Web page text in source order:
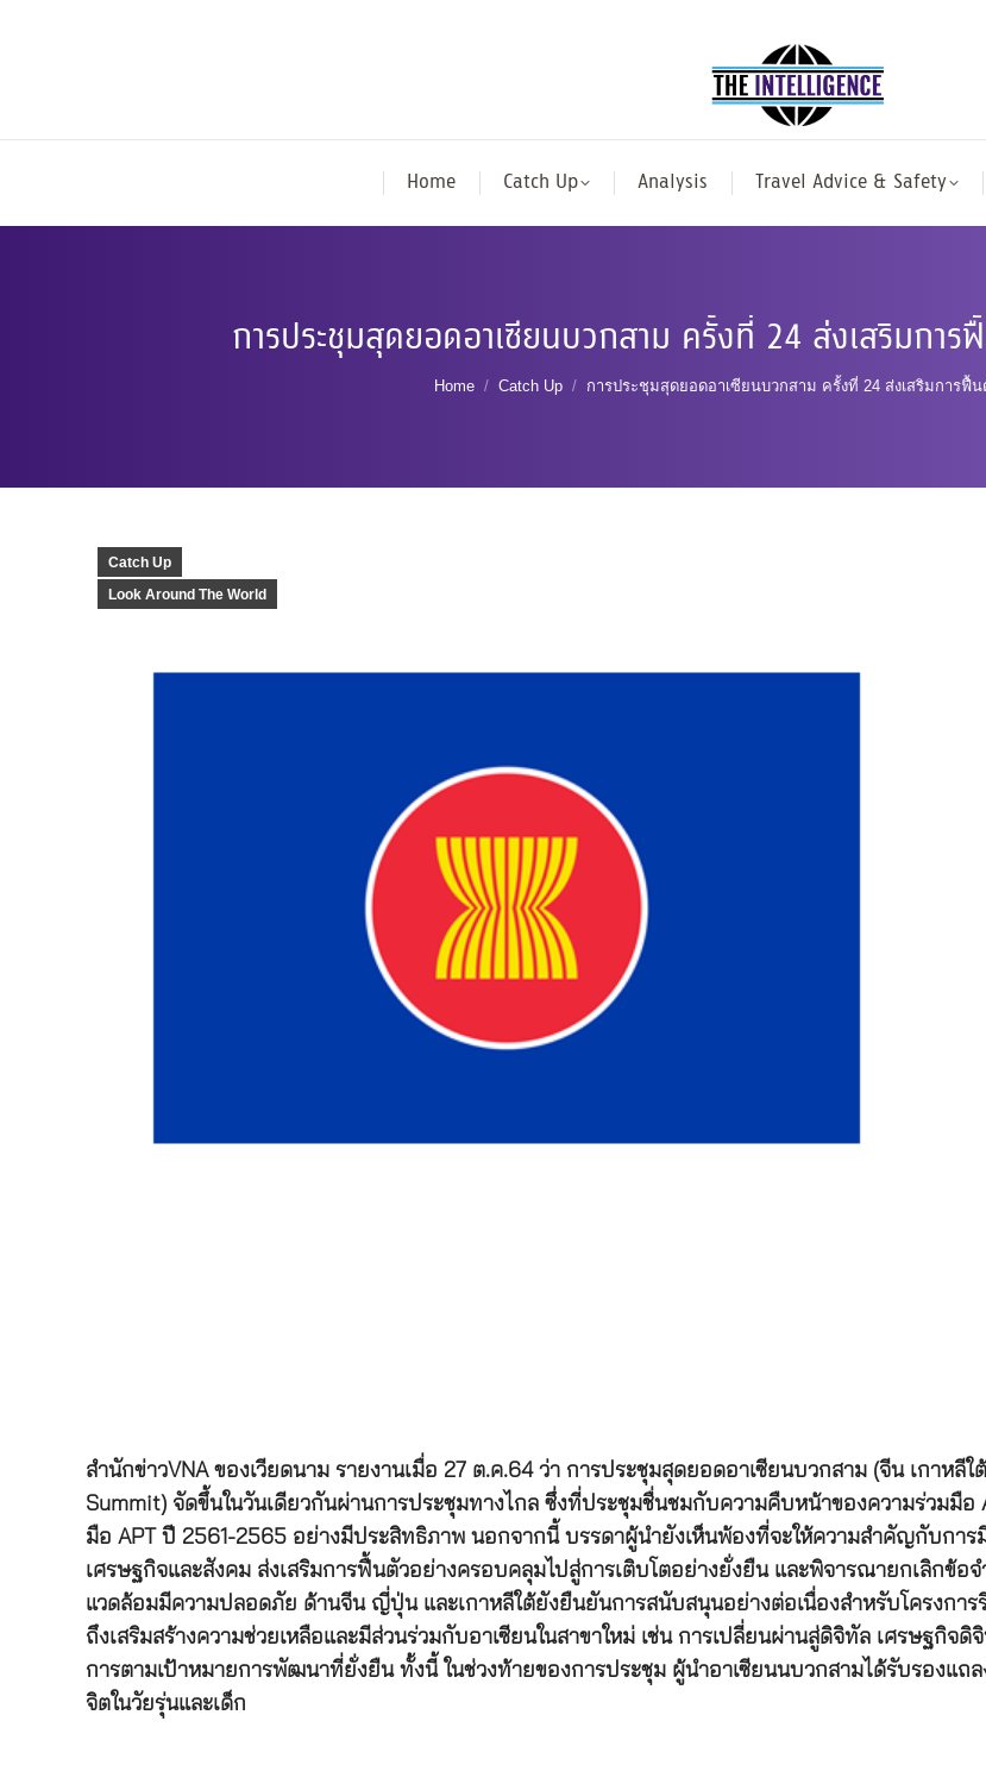
Home Catch Up Analysis Travel Advice & Safety
การประชุมสุดยอดอาเซียนบวกสาม ครั้งที่ 24 ส่งเสริมกา
You are here:
Home Catch Up การประชุมสุดยอดอาเซียนบวกสาม ครั้งที่ 24 ส่งเสริมการฟื้
Catch Up
Look Around The World
สำนักข่าวVNA ของเวียดนาม รายงานเมื่อ 27 ต.ค.64 ว่า การประชุมสุดยอดอาเซียนบวกสาม (จีน เกาหลี
Summit) จัดขึ้นในวันเดียวกันผ่านการประชุมทางไกล ซึ่งที่ประชุมชื่นชมกับความคืบหน้าของความร่วมมือ
มือ APT ปี 2561-2565 อย่างมีประสิทธิภาพ นอกจากนี้ บรรดาผู้นำยังเห็นพ้องที่จะให้ความสำคัญกับการ
เศรษฐกิจและสังคม ส่งเสริมการฟื้นตัวอย่างครอบคลุมไปสู่การเติบโตอย่างยั่งยืน และพิจารณายกเลิกข้อ
แวดล้อมมีความปลอดภัย ด้านจีน ญี่ปุ่น และเกาหลีใต้ยังยืนยันการสนับสนุนอย่างต่อเนื่องสำหรับโครงการริ
ถึงเสริมสร้างความช่วยเหลือและมีส่วนร่วมกับอาเซียนในสาขาใหม่ เช่น การเปลี่ยนผ่านสู่ดิจิทัล เศรษฐกิ
การตามเป้าหมายการพัฒนาที่ยั่งยืน ทั้งนี้ ในช่วงท้ายของการประชุม ผู้นำอาเซียนนบวกสามได้รับรองแ
จิตในวัยรุ่นและเด็ก